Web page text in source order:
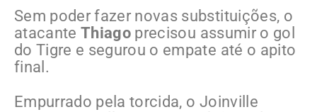
Sem poder fazer novas substituições, o
atacanteThiago precisou assumir o gol
do Tigre e segurou o empate até o apito
final.
Empurrado pela torcida, o Joinville